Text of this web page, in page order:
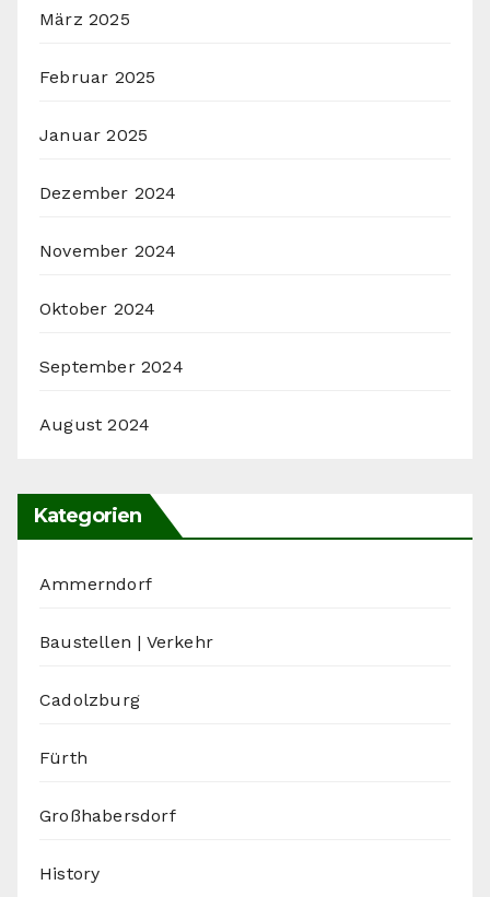
März 2025
Februar 2025
Januar 2025
Dezember 2024
November 2024
Oktober 2024
September 2024
August 2024
Kategorien
Ammerndorf
Baustellen | Verkehr
Cadolzburg
Fürth
Großhabersdorf
History